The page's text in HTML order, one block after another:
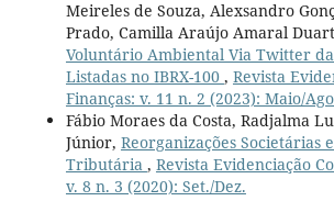
Meireles de Souza, Alexsandro
Prado, Camilla Araújo Amaral
Voluntário Ambiental Via Twitter
Listadas no IBRX-100 , Revista
Finanças: v. 11 n. 2 (2023): Maio/
Fábio Moraes da Costa, Radjalma
Júnior, Reorganizações Societárias
Tributária , Revista Evidenciação
v. 8 n. 3 (2020): Set./Dez.